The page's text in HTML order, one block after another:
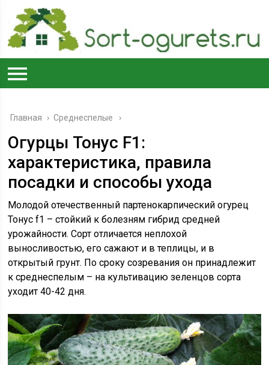
Главная › Среднеспелые
Огурцы Тонус F1:
характеристика, правила
посадки и способы ухода
Молодой отечественный партенокарпический огурец
Тонус f1 – стойкий к болезням гибрид средней
урожайности. Сорт отличается неплохой
выносливостью, его сажают и в теплицы, и в
открытый грунт. По сроку созревания он принадлежит
к среднеспелым – на культивацию зеленцов сорта
уходит 40-42 дня.